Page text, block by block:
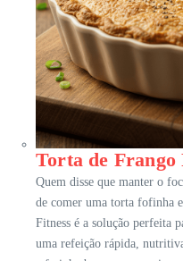
Torta de Frango
Quem disse que manter o
de comer uma torta fofinha
Fitness é a solução perfeita
uma refeição rápida,